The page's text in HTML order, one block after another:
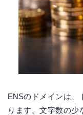
ENSのドメインは、
ります。文字数の少